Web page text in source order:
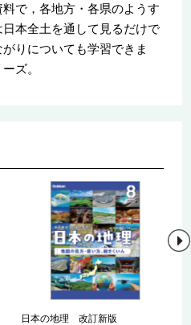
で，各地方・各県のようす
本全土を通して見るだけで
りについても学習できま
ズ。
日本の地理 改訂新版